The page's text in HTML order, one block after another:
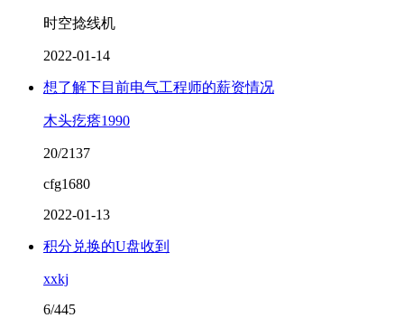
时空捻线机
2022-01-14
想了解下目前电气工程师的薪资情况
木头疙瘩1990
20/2137
cfg1680
2022-01-13
积分兑换的U盘收到
xxkj
6/445